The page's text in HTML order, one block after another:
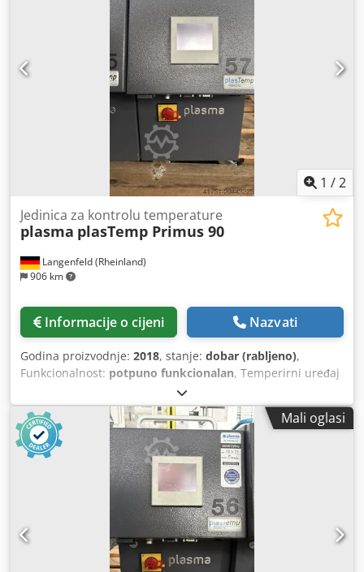
1 /2
Langenfeld (Rheinland)
906 km
Jedinica za kontrolu temperature
plasma plasTemp Primus 90
Informacije o cijeni Nazvati
Godina proizvodnje: 2018, stanje: dobar (rabljeno),
Funkcionalnost: potpuno funkcionalan, Temperirni uređaj
plasma plasTemp Primus 90 Broj skladišta: 503643 Tip
stroja/uređaja: Temperirni uređaj Proizvođač: plasma
Model: plasTemp Primus 90 Godina proizvodnje: 2018
Tehnički podaci plasTemp temperirnog uređaja Primus 90 /
Compact TK-90-9-50 Cedpfxext Rc Hs Afqerf - Radni medij:
voda do 90°C - Maks. vanjski volumen na 90°C – 50 litara -
Grijaća snaga: 9,0 kW - Sa dvije cijevne grijalice od
nehrđajućeg čelika - Izrađene od visoko otporne Incolloy
legure - Snaga hlađenja: 70 kW pri temperaturnoj razlici
između dovoda alata i rashladne vode od 80 K, minimalna
razlika tlaka u rashladnom krugu najmanje 3 bara -
Mali oglasi